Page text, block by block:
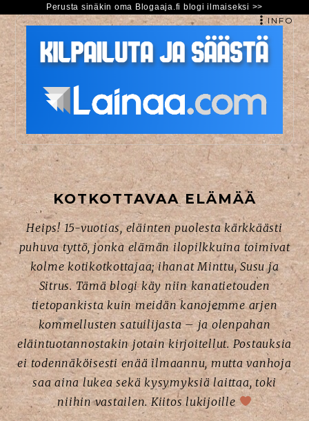
Perusta sinäkin oma Blogaaja.fi blogi ilmaiseksi >>
HYPPÄÄ
SISÄLTÖÖN
KOTKOTTAVAA ELÄMÄÄ
Heips! 15-vuotias, eläinten puolesta kärkkäästi
puhuva tyttö, jonka elämän ilopilkkuina toimivat
kolme kotikotkottajaa; ihanat Minttu, Susu ja
Sitrus. Tämä blogi käy niin kanatietouden
tietopankista kuin meidän kanojemme arjen
kommellusten satuilijasta – ja olenpahan
eläintuotannostakin jotain kirjoitellut. Postauksia
ei todennäköisesti enää ilmaannu, mutta vanhoja
saa aina lukea sekä kysymyksiä laittaa, toki
niihin vastailen. Kiitos lukijoille
INFO